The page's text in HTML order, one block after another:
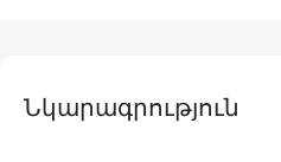
Նկարագրություն